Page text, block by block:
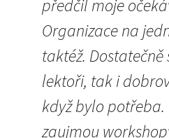
předčil moje
Organizace na
taktéž.
lektoři, tak i
když bylo
zaujmou